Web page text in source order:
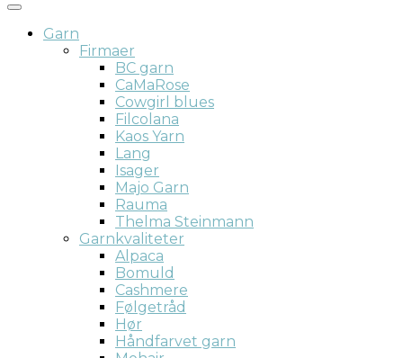
Garn
Firmaer
BC garn
CaMaRose
Cowgirl blues
Filcolana
Kaos Yarn
Lang
Isager
Majo Garn
Rauma
Thelma Steinmann
Garnkvaliteter
Alpaca
Bomuld
Cashmere
Følgetråd
Hør
Håndfarvet garn